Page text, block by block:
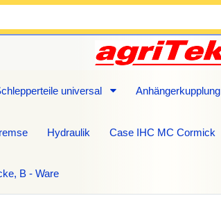
universal Anhängerkupplung
Hydraulik Case IHC MC Cormick
B - Ware